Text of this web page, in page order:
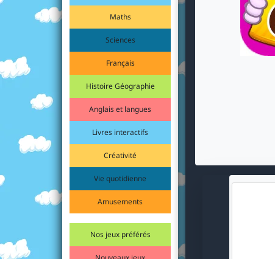
Maths
Sciences
Français
Histoire Géographie
Anglais et langues
Livres interactifs
Créativité
Vie quotidienne
Amusements
Nos jeux préférés